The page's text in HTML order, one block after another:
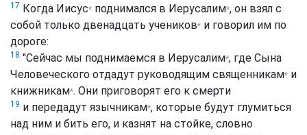
17 Когда Иисус* поднимался в Иерусалим*, он взял с
собой только двенадцать учеников* и говорил им по
дороге:
18 "Сейчас мы поднимаемся в Иерусалим*, где Сына
Человеческого отдадут руководящим священникам* и
книжникам*. Они приговорят его к смерти
19 и передадут язычникам*, которые будут глумиться
над ним и бить его, и казнят на стойке, словно